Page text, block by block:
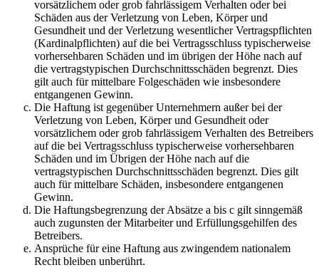
vorsätzlichem oder grob fahrlässigem Verhalten oder bei
Schäden aus der Verletzung von Leben, Körper und
Gesundheit und der Verletzung wesentlicher Vertragspflichten
(Kardinalpflichten) auf die bei Vertragsschluss typischerweise
vorhersehbaren Schäden und im übrigen der Höhe nach auf
die vertragstypischen Durchschnittsschäden begrenzt. Dies
gilt auch für mittelbare Folgeschäden wie insbesondere
entgangenen Gewinn.
Die Haftung ist gegenüber Unternehmern außer bei der
Verletzung von Leben, Körper und Gesundheit oder
vorsätzlichem oder grob fahrlässigem Verhalten des Betreibers
auf die bei Vertragsschluss typischerweise vorhersehbaren
Schäden und im Übrigen der Höhe nach auf die
vertragstypischen Durchschnittsschäden begrenzt. Dies gilt
auch für mittelbare Schäden, insbesondere entgangenen
Gewinn.
Die Haftungsbegrenzung der Absätze a bis c gilt sinngemäß
auch zugunsten der Mitarbeiter und Erfüllungsgehilfen des
Betreibers.
Ansprüche für eine Haftung aus zwingendem nationalem
Recht bleiben unberührt.